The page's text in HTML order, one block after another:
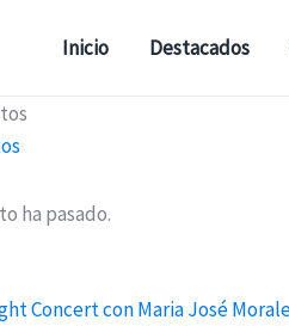
Inicio Destacados
ha pasado.
Concert con Maria José